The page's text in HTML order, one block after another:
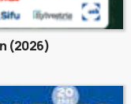
(2026)